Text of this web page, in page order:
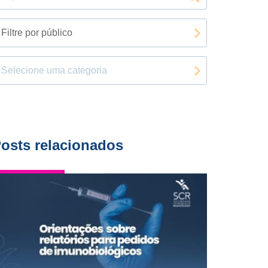
Filtre por público
Selecione uma categoria
relacionados